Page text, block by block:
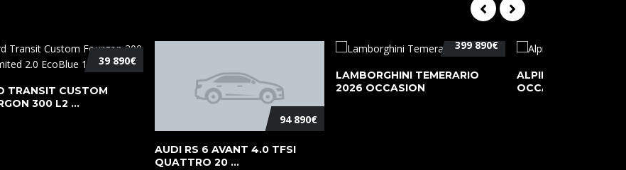
39 890€
TRANSIT CUSTOM
300 L2 ...
94 890€
AUDI RS 6 AVANT 4.0 TFSI
QUATTRO 20 ...
399 890€
LAMBORGHINI TEMERARIO
2026 OCCASION
ALPINE A110 PURE
OCCASION